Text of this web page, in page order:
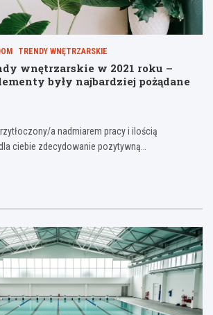
TRENDY WNĘTRZARSKIE
wnętrzarskie w 2021 roku –
były najbardziej pożądane
a nadmiarem pracy i ilością
ciebie zdecydowanie pozytywną…